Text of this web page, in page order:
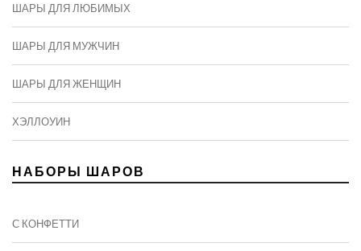
ШАРЫ ДЛЯ ЛЮБИМЫХ
ШАРЫ ДЛЯ МУЖЧИН
ШАРЫ ДЛЯ ЖЕНЩИН
ХЭЛЛОУИН
НАБОРЫ ШАРОВ
С КОНФЕТТИ